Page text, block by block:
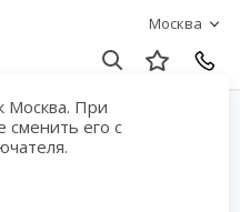
Москва
Москва. При
его с
| Москва